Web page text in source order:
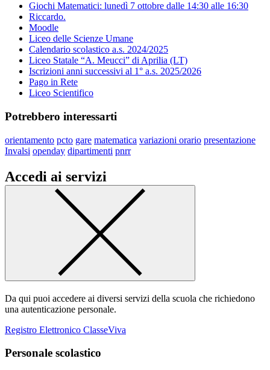
Giochi Matematici: lunedì 7 ottobre dalle 14:30 alle 16:30
Riccardo.
Moodle
Liceo delle Scienze Umane
Calendario scolastico a.s. 2024/2025
Liceo Statale “A. Meucci” di Aprilia (LT)
Iscrizioni anni successivi al 1° a.s. 2025/2026
Pago in Rete
Liceo Scientifico
Potrebbero interessarti
orientamento pcto gare matematica variazioni orario presentazione
Invalsi openday dipartimenti pnrr
Accedi ai servizi
Da qui puoi accedere ai diversi servizi della scuola che richiedono
una autenticazione personale.
Registro Elettronico ClasseViva
Personale scolastico